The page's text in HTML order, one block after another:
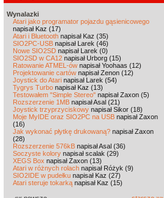
Wynalazki
Atari jako programator pojazdu gąsienicowego
napisał Kaz (17)
Atari i Bluetooth napisał Kaz (35)
SIO2PC-USB napisał Larek (46)
Nowe SIO2SD napisał Larek (0)
SIO2SD w CA12 napisał Urborg (15)
Ratowanie ATMEL-ów napisał Yoohaas (12)
Projektowanie cartów napisał Zenon (12)
Joystick do Atari napisał Larek (54)
Tygrys Turbo napisał Kaz (13)
Testowałem "Simple Stereo" napisał Zaxon (5)
Rozszerzenie 1MB napisał Asal (21)
Joystick trzyprzyciskowy napisał Sikor (18)
Moje MyIDE oraz SIO2PC na USB napisał Zaxon
(16)
Jak wykonać płytkę drukowaną? napisał Zaxon
(28)
Rozszerzenie 576kB napisał Asal (36)
Soczyste kolory napisał scalak (29)
XEGS Box napisał Zaxon (13)
Atari w różnych rolach napisał Różyk (9)
SIO2IDE w pudełku napisał Kaz (27)
Atari steruje tokarką napisał Kaz (15)